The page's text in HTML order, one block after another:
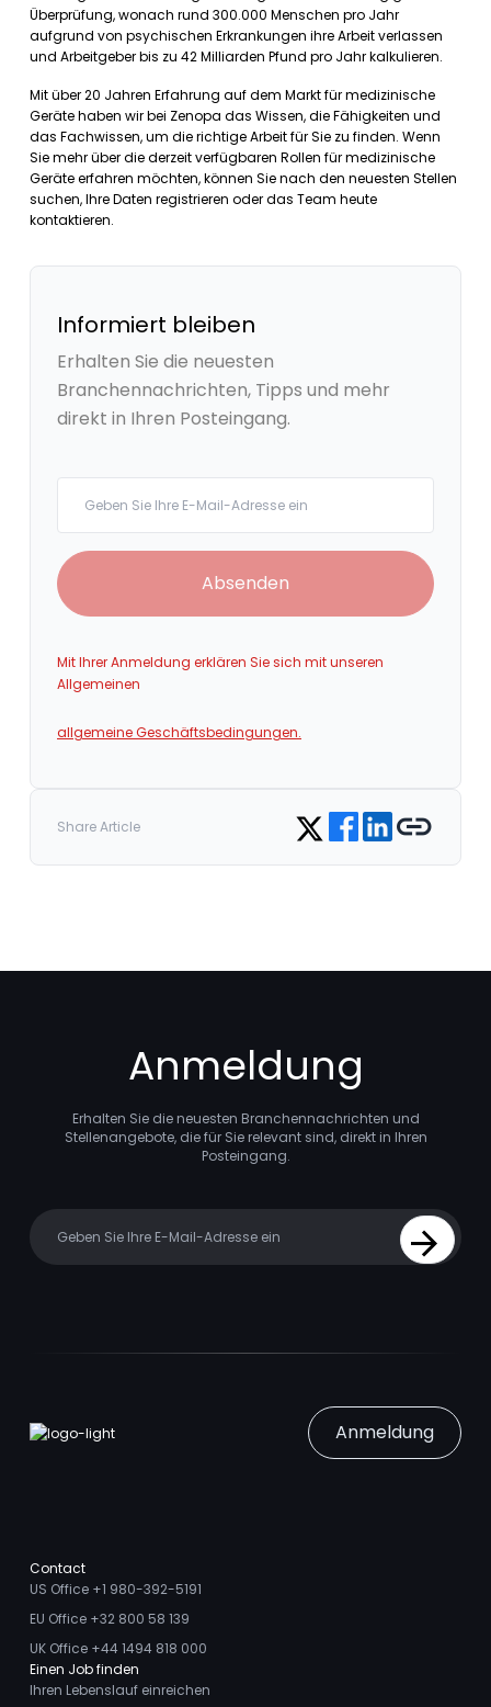
Überprüfung, wonach rund 300.000 Menschen pro Jahr
aufgrund von psychischen Erkrankungen ihre Arbeit verlassen
und Arbeitgeber bis zu 42 Milliarden Pfund pro Jahr kalkulieren.
Mit über 20 Jahren Erfahrung auf dem Markt für medizinische
Geräte haben wir bei Zenopa das Wissen, die Fähigkeiten und
das Fachwissen, um die richtige Arbeit für Sie zu finden. Wenn
Sie mehr über die derzeit verfügbaren Rollen für medizinische
Geräte erfahren möchten, können Sie nach den neuesten Stellen
suchen, Ihre Daten registrieren oder das Team heute
kontaktieren.
Informiert bleiben
Erhalten Sie die neuesten
Branchennachrichten, Tipps und mehr
direkt in Ihren Posteingang.
Absenden
Mit Ihrer Anmeldung erklären Sie sich mit unseren
Allgemeinen
allgemeine Geschäftsbedingungen.
Share Article Share on Twitter
Share on Facebook
Share on LinkedIn
Copy link
Anmeldung
Erhalten Sie die neuesten Branchennachrichten und
Stellenangebote, die für Sie relevant sind, direkt in Ihren
Posteingang.
Sign Up
Anmeldung
Contact
US Office +1 980-392-5191
EU Office +32 800 58 139
UK Office +44 1494 818 000
Einen Job finden
Ihren Lebenslauf einreichen